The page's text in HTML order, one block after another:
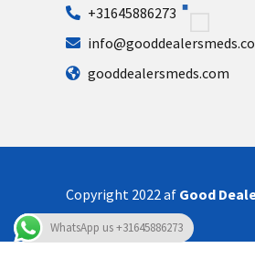
+31645886273
gooddealersmeds.com
Copyright 2022 af Good
WhatsApp us +31645886273